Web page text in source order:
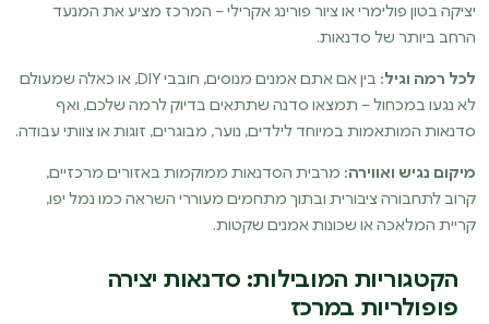
יציקה בטון פולימרי או ציור פורינג אקרילי – המרכז מציע את המנעד
הרחב ביותר של סדנאות.
לכל רמה וגיל:
בין אם אתם אמנים מנוסים, חובבי DIY, או כאלה שמעולם
לא נגעו במכחול – תמצאו סדנה שתתאים בדיוק לרמה שלכם, ואף
סדנאות המותאמות במיוחד לילדים, נוער, מבוגרים, זוגות או צוותי עבודה.
מיקום נגיש ואווירה: מרבית הסדנאות ממוקמות באזורים מרכזיים,
קרוב לתחבורה ציבורית ובתוך מתחמים מעוררי השראה כמו נמל יפו,
קריית המלאכה או שכונות אמנים שקטות.
הקטגוריות המובילות: סדנאות יצירה
פופולריות במרכז